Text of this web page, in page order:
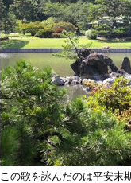
この歌を詠んだのは平安末